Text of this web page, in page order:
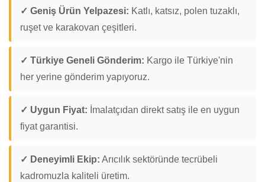
✓ Geniş Ürün Yelpazesi: Katlı, katsız, polen tuzaklı,
ruşet ve karakovan çeşitleri.
✓ Türkiye Geneli Gönderim: Kargo ile Türkiye'nin
her yerine gönderim yapıyoruz.
✓ Uygun Fiyat: İmalatçıdan direkt satış ile en uygun
fiyat garantisi.
✓ Deneyimli Ekip: Arıcılık sektöründe tecrübeli
kadromuzla kaliteli üretim.